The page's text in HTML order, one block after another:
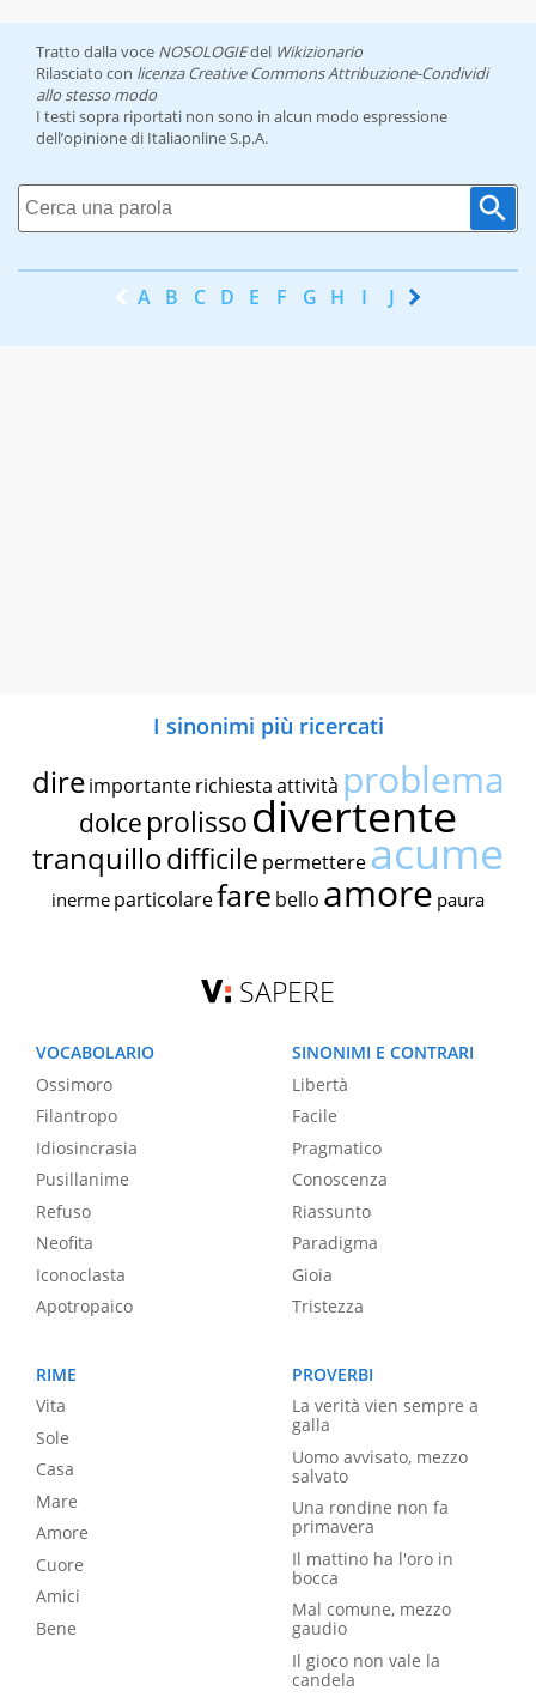
Tratto dalla voce NOSOLOGIEdel Wikizionario
Rilasciato con licenza Creative Commons Attribuzione-Condividi
allo stesso modo
I testi sopra riportati non sono in alcun modo espressione
dell’opinione di Italiaonline S.p.A.
A B C D E F G H I J K
I sinonimi più ricercati
dire importante richiestaattività problema
dolce prolissodivertente
tranquillodifficile permettereacume
inerme particolarefare bello amore paura
SAPERE
VOCABOLARIO
Ossimoro
Filantropo
Idiosincrasia
Pusillanime
Refuso
Neofita
Iconoclasta
Apotropaico
SINONIMI E CONTRARI
Libertà
Facile
Pragmatico
Conoscenza
Riassunto
Paradigma
Gioia
Tristezza
RIME
Vita
Sole
Casa
Mare
Amore
Cuore
Amici
Bene
PROVERBI
La verità vien sempre a
galla
Uomo avvisato, mezzo
salvato
Una rondine non fa
primavera
Il mattino ha l'oro in
bocca
Mal comune, mezzo
gaudio
Il gioco non vale la
candela